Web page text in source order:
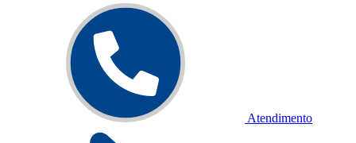
Atendimento